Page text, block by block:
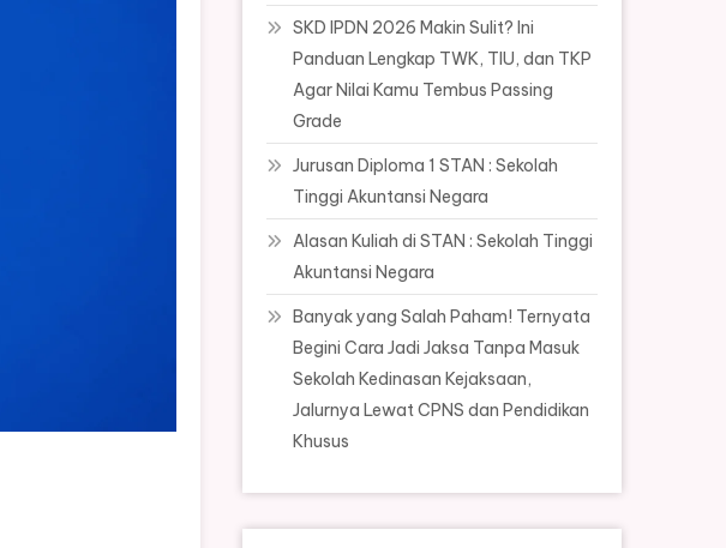
SKD IPDN 2026 Makin Sulit? Ini
Panduan Lengkap TWK, TIU, dan TKP
Agar Nilai Kamu Tembus Passing
Grade
Jurusan Diploma 1 STAN : Sekolah
Tinggi Akuntansi Negara
Alasan Kuliah di STAN : Sekolah Tinggi
Akuntansi Negara
Banyak yang Salah Paham! Ternyata
Begini Cara Jadi Jaksa Tanpa Masuk
Sekolah Kedinasan Kejaksaan,
Jalurnya Lewat CPNS dan Pendidikan
Khusus